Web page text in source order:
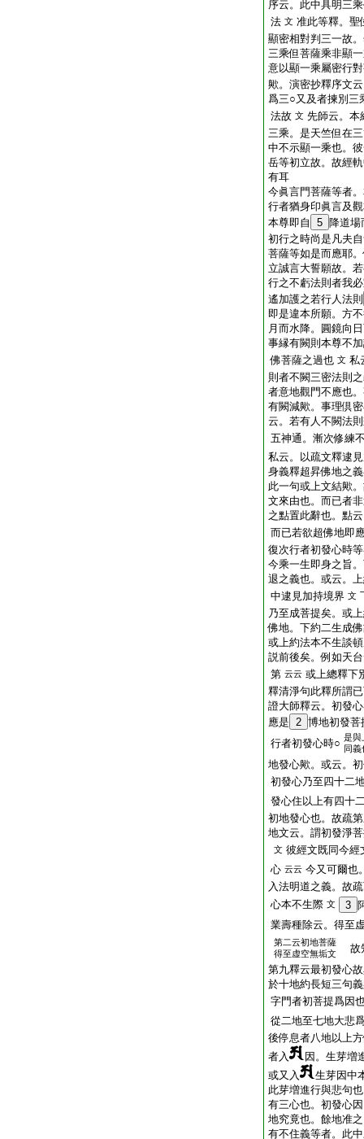
序云。此中具明三
法 文 准此等釋。聖
顯密相對判三一故
三乘但菩薩乘非顯
意以顯一乘屬密行
歟。演密抄釋序文
爲三○又及者揀別三
法故 文 先師云。本
三乘。是天竺但在
中不示顯一乘也。
岳等初立故。故經
有耳
今眞言門菩薩等者
行者猶身印眞言及
本尊即自
5 降道場
初行之時尚是凡夫
菩薩等如是而應耶
立誠言大誓願故。
行之不虧法則者我
遙加護之若行人法則
即是違本所願。方
月而水降。圓鏡向
事縁有闕則本尊不
佛菩薩之過也 文 私
則者不闕三密法則
者意地觀門不應也
有闕減歟。事理倶
云。若有人不闕法
五神通。漸次修練
私云。以疏文釋逮
身義釋超昇佛地之
此一句或上文結歟
文來由也。而已者
之點置此辭也。點
而已若欲超佛地即
復次行者初發心時
今乘一生即身之旨
退之義也。或云。
中逮見加持境界 文
乃至成菩提矣。或
佛地。下約二生成
或上約法本不生談
説前後矣。例如天
第 云云 或上總釋下
釋清淨句此釋所謂
證大師釋云。初發
應是 2 博地初發菩
行者初發心時○ 是與
同義
地發心歟。或云。
初發心乃至四十二
發心住以上有四十
初地發心也。故疏
地文云。謂初發淨
文 彼經文既同今經
心 云云 今又可爾也
入法明道之義。故
心本不生際 文 3
業壽種除云。得至
第二云初地菩薩
得至虚空無垢文
故
第九釋云最初發心
於十地約長短三句
字門者初菩提爲因
從二地至七地大悲
後停息者八地以上
者入
因。生芽増
或又入
生芽因中
此芽増進行與悲句
有三心也。初發心
地究竟也。餘地准之
有不住義等者。此